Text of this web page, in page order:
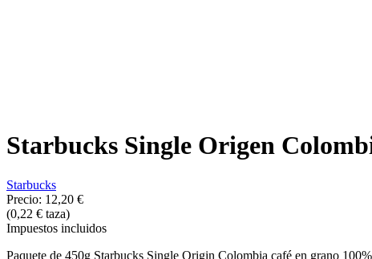
Starbucks Single Origen
Starbucks
Precio: 12,20 €
(0,22 € taza)
Impuestos incluidos
Paquete de 450g Starbucks Single Origin Colombia café en grano